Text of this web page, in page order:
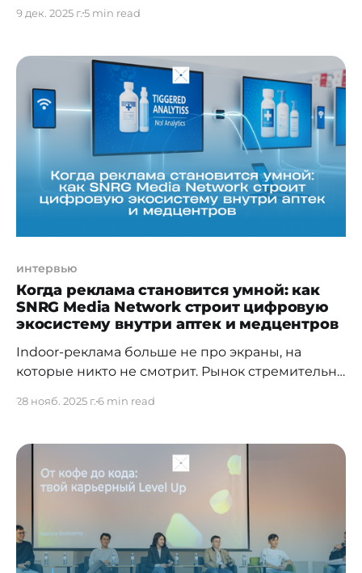
но сегодня становится полноценной частью
основателем Jet Finance Азаматом
Сейтбековым о том, как меняется отрасль,
почему МСБ становится точкой роста и какие
принципы оказались ключевыми для
устойчивого развития компании. Рынок
9 дек. 2025 г.5 min read
интервью
Когда реклама становится умной: как
SNRG Media Network строит цифровую
экосистему внутри аптек и медцентров
Indoor-реклама больше не про экраны, на
которые никто не смотрит. Рынок стремительно
аудиторию, считают охваты и показывают
как устроена эта новая инфраструктура,
рассказывает сооснователь SNRG Media
Network Артём Ким — команда которого
превратила аптечные и медицинские дисплеи
в живую
28 нояб. 2025 г.6 min read